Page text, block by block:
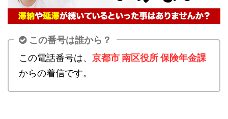
この番号は誰から？
この電話番号は、 京都市 南区役所 保険年金課
からの着信です。